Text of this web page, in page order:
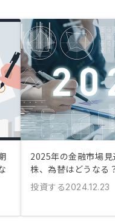
2025年の金融市場
株、為替はどうなる
投資する2024.12.23